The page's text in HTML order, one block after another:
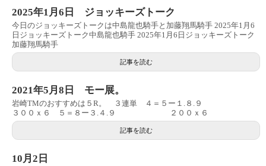
2025年1月6日 ジョッキーズトーク
今日のジョッキーズトークは中島龍也騎手と加藤翔馬騎手 2025年1月6
日ジョッキーズトーク中島龍也騎手 2025年1月6日ジョッキーズトーク
加藤翔馬騎手
記事を読む
2021年5月8日 モー展。
岩崎TMのおすすめは５R。 ３連単 ４＝５ー１.８.９
３００ｘ６ ５＝８ー３.４.９ ２００ｘ６
記事を読む
10月2日